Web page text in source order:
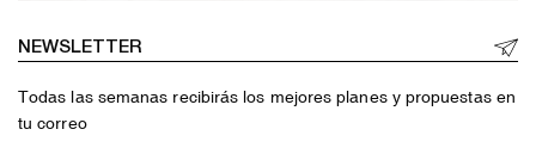
NEWSLETTER
Todas las semanas recibirás los mejores planes y propuestas en
tu correo